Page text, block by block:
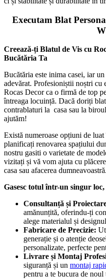
Executam Blat
Creează-ți Blatul de Vis cu
Bucătăria Ta
Bucătăria este inima casei, iar
adevărat. Profesioniștii noștri cu
Rocas Decor ca o firmă de top
întreaga locuință. Dacă doriți
contrablaturi la casa sau la
ajutăm!
Există numeroase opțiuni de
planificați renovarea spațiului
nostru gasiti o varietate de
vizitați și vă vom ajuta cu
casa sau afacerea dumneavoastră.
Gasesc totul într-un singur
Consultanță și
amănunțită, oferindu-ți
alege materialul și
Fabricare de Precizie:
generație și o atenție
personalizate, perfecte
Livrare și Montaj
siguranță și un montaj
pentru a te bucura de